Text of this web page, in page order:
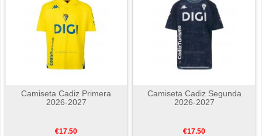
Camiseta Cadiz Primera
2026-2027
€17.50
Camiseta Cadiz Segunda
2026-2027
€17.50